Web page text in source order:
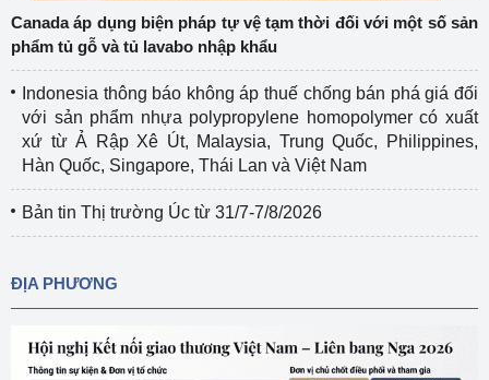
Canada áp dụng biện pháp tự vệ tạm thời đối với một số sản
phẩm tủ gỗ và tủ lavabo nhập khẩu
Indonesia thông báo không áp thuế chống bán phá giá đối
với sản phẩm nhựa polypropylene homopolymer có xuất
xứ từ Ả Rập Xê Út, Malaysia, Trung Quốc, Philippines,
Hàn Quốc, Singapore, Thái Lan và Việt Nam
Bản tin Thị trường Úc từ 31/7-7/8/2026
ĐỊA PHƯƠNG